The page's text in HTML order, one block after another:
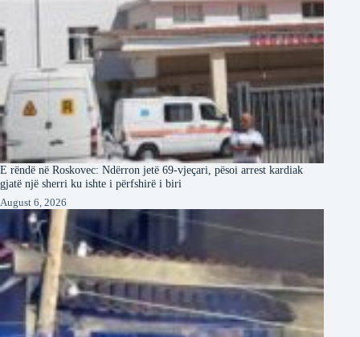
E rëndë në Roskovec: Ndërron jetë 69-vjeçari, pësoi arrest kardiak
gjatë një sherri ku ishte i përfshirë i biri
August 6, 2026